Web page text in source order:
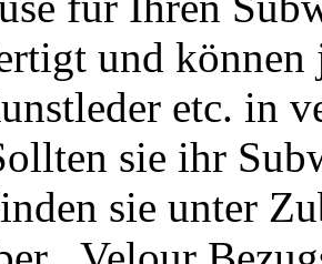
und können
etc. in
sie ihr
sie unter